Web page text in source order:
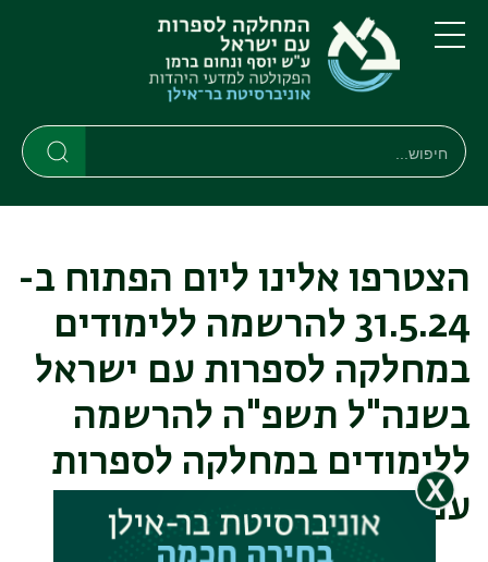
דילוג
לתוכן
העיקרי
דילוג
לתפריט
ניווט
ראשי
תפריט
חיפוש
חיפוש
הצטרפו אלינו ליום הפתוח ב-
31.5.24 להרשמה ללימודים
במחלקה לספרות עם ישראל
בשנה"ל תשפ"ה להרשמה
ללימודים במחלקה לספרות
עם ישראל בשנה"ל תשפ"ה